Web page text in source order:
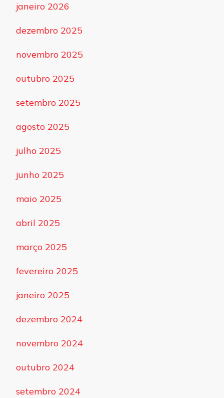
janeiro 2026
dezembro 2025
novembro 2025
outubro 2025
setembro 2025
agosto 2025
julho 2025
junho 2025
maio 2025
abril 2025
março 2025
fevereiro 2025
janeiro 2025
dezembro 2024
novembro 2024
outubro 2024
setembro 2024